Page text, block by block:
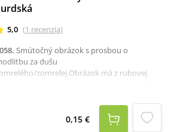
zosnulých.
5,0 (1 recenzia)
. Smútočný obrázok s prosbou o
za dušu
zomrelej.Obrázok má z rubovej
Ježišovmu za zosnulého.Rozmer: 6,5 x 10 cm.
0,15 €